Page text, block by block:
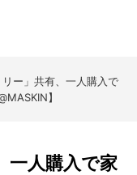
ー」共有、一人購入で
】
一人購入で家